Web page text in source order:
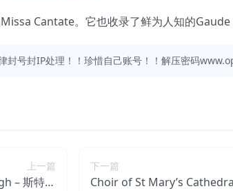
Cantate。它也收录了鲜为人知的
封号封IP处理！！珍惜自己账号！！解压密码
上一篇
– 斯特拉
下一篇
Choir of St Mary’s